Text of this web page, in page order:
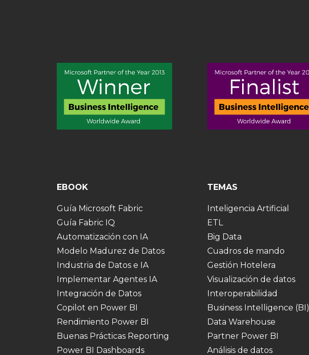
EBOOK
Guía Microsoft Fabric
Guía Fabric IQ
Automatización con IA
Modelo Madurez de Datos
Industria de Datos e IA
Implementar Agentes IA
Integración de Datos
Copilot en Power BI
Rendimiento Power BI
Buenas Prácticas Reporting
Power BI Dashboards
TEMAS
Inteligencia Artificial
ETL
Big Data
Cuadros de mando
Gestión Hotelera
Visualización de datos
Interoperabilidad
Business Intelligence (BI)
Data Warehouse
Partner Power BI
Análisis de datos